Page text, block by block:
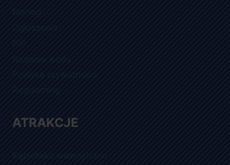
Nocleg
Ogłoszenia
BIP
Badania wody
Polityka prywatności
Regulaminy
ATRAKCJE
Kąpielisko wewnętrzne